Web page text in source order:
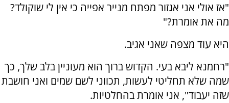
"אז אולי אני אגזור מפתח מנייר אפייה כי אין לי שוקולד?
מה את אומרת?"
היא עוד מצפה שאני אגיב.
"רחמנא ליבא בעי. הקדוש ברוך הוא מעוניין בלב שלך, כך
שמה שלא תחליטי לעשות, תכווני לשם שמים ואני חושבת
שזה יעבוד", אני אומרת בהחלטיות.